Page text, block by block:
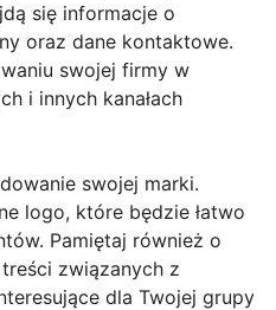
się informacje o
oraz dane kontaktowe.
swojej firmy w
i innych kanałach
swojej marki.
logo, które będzie łatwo
Pamiętaj również o
związanych z
dla Twojej grupy